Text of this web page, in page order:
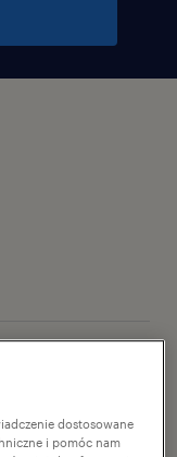
dostosowane
i pomóc nam